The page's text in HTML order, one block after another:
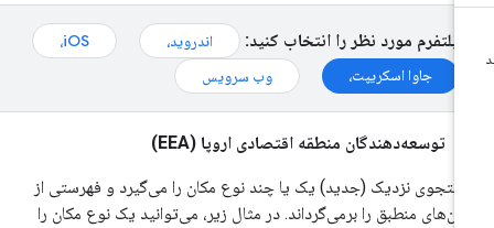
پلتفرم مورد نظر را انتخاب کنید: اندروید،
iOS،
جاوا اسکریپت،
وب سرویس
توسعه‌دهندگان منطقه اقتصادی اروپا (EEA)
نزدیک (جدید) یک یا چند نوع مکان را می‌گیرد و فهرستی از
منطبق را برمی‌گرداند. در مثال زیر، می‌توانید یک نوع مکان را